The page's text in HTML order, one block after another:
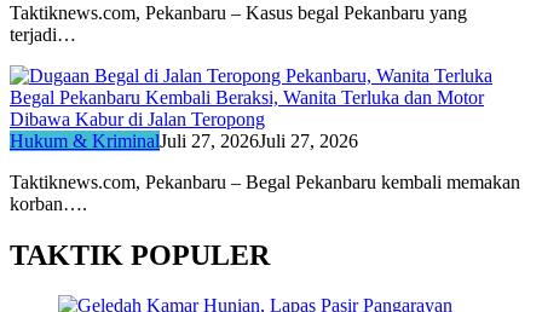
Taktiknews.com, Pekanbaru – Kasus begal Pekanbaru yang
terjadi…
Begal Pekanbaru Kembali Beraksi, Wanita Terluka dan Motor
Dibawa Kabur di Jalan Teropong
Hukum & KriminalJuli 27, 2026Juli 27, 2026
Taktiknews.com, Pekanbaru – Begal Pekanbaru kembali memakan
korban….
TAKTIK POPULER